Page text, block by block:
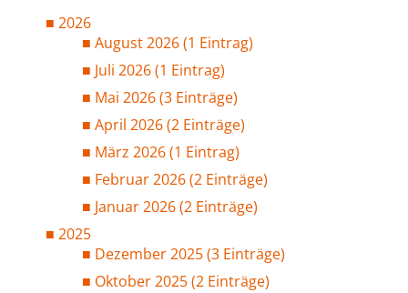
2026
August 2026 (1 Eintrag)
Juli 2026 (1 Eintrag)
Mai 2026 (3 Einträge)
April 2026 (2 Einträge)
März 2026 (1 Eintrag)
Februar 2026 (2 Einträge)
Januar 2026 (2 Einträge)
2025
Dezember 2025 (3 Einträge)
Oktober 2025 (2 Einträge)